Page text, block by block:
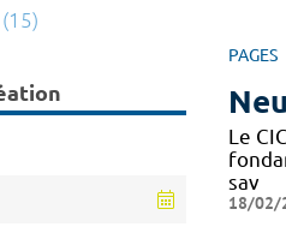
PAGES
Le
sav
18/02/
(15)